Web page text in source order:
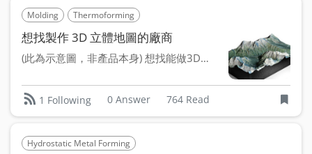
Molding Thermoforming
想找製作 3D 立體地圖的廠商
(此為示意圖，非產品本身) 想找能做3D立體地圖的真...
1 Following 0 Answer 764 Read
Hydrostatic Metal Forming